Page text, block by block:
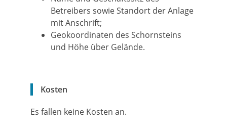
Betreibers sowie Standort der Anlage
mit Anschrift;
Geokoordinaten des Schornsteins
und Höhe über Gelände.
Kosten
Es fallen keine Kosten an.